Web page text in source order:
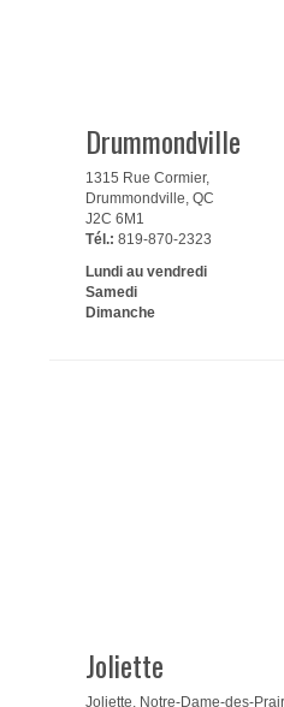
Drummondville
1315 Rue Cormier,
Drummondville, QC
J2C 6M1
Tél.: 819-870-2323
Lundi au vendredi
Samedi
Dimanche
Joliette
Joliette, Notre-Dame-des-